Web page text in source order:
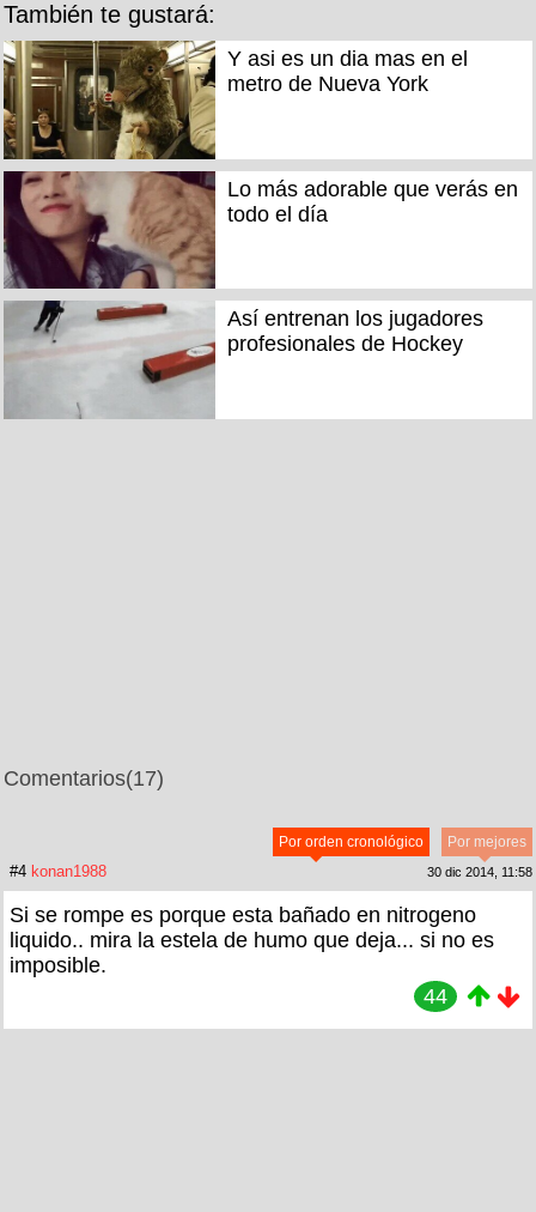
También te gustará:
Y asi es un dia mas en el
metro de Nueva York
Lo más adorable que verás en
todo el día
Así entrenan los jugadores
profesionales de Hockey
Comentarios(17)
Por mejores
Por orden cronológico
#4 konan1988 30 dic 2014, 11:58
Si se rompe es porque esta bañado en nitrogeno
liquido.. mira la estela de humo que deja... si no es
imposible.
44